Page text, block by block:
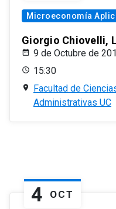
Microeconomía
Giorgio Chiovelli,
9 de Octubre de
15:30
Facultad de
Administrativas UC
4 OCT